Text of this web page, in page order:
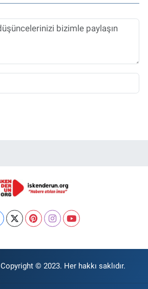
Copyright © 2023. Her hakkı saklıdır.